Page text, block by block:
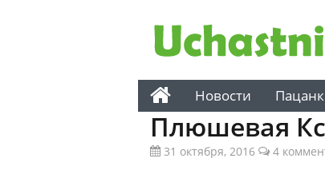
Новости
Плюшевая
31 октября, 2016 4